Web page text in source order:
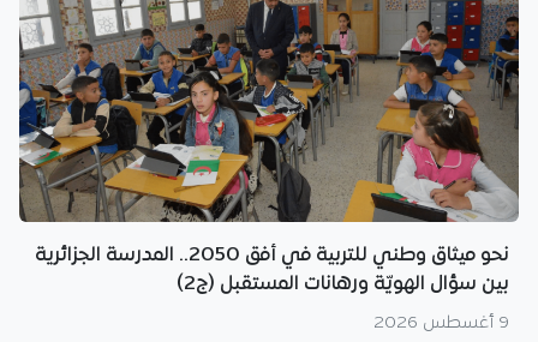
نحو ميثاق وطني للتربية في أفق 2050.. المدرسة الجزائرية
بين سؤال الهويّة ورهانات المستقبل (ج2)
9 أغسطس 2026